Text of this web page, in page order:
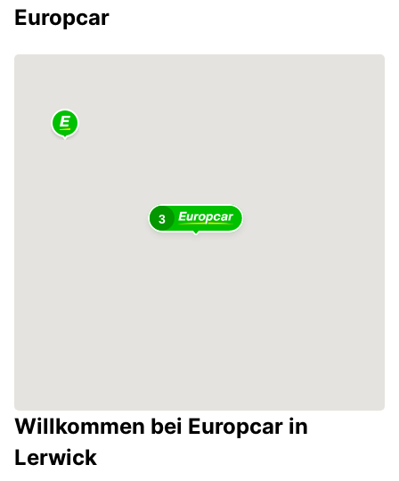
Europcar
3
Willkommen bei Europcar in
Lerwick